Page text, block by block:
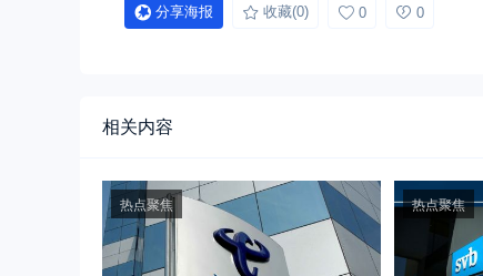
分享海报 收藏(0) 0 0
相关内容
热点聚焦 热点聚焦